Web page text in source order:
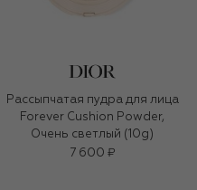
Рассыпчатая пудра для лица
Forever Cushion Powder,
Очень светлый (10g)
7 600 ₽